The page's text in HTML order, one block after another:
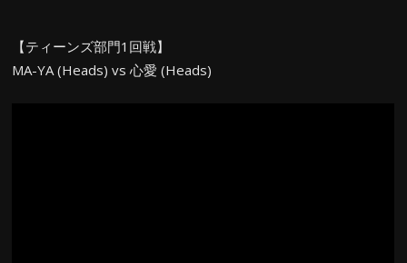
【ティーンズ部門1回戦】
MA-YA (Heads) vs 心愛 (Heads)